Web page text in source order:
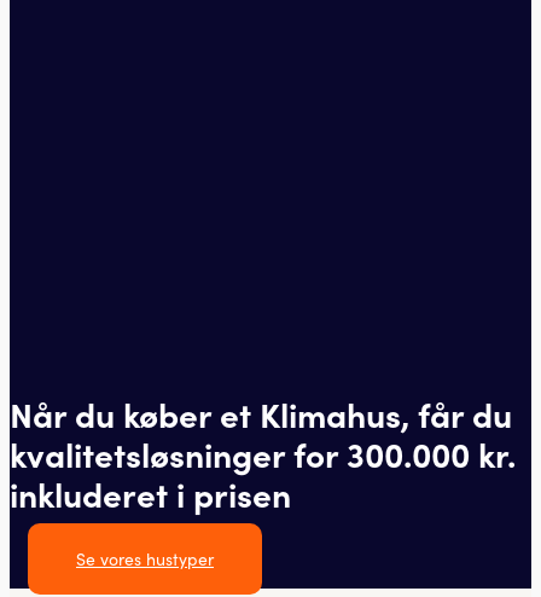
Når du køber et Klimahus, får du
kvalitetsløsninger for 300.000 kr.
inkluderet i prisen
Se vores hustyper